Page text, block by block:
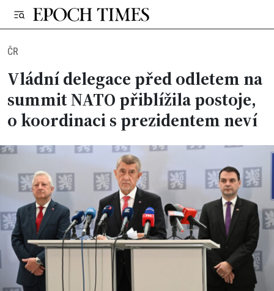
ČR
Vládní delegace před odletem na
summit NATO přiblížila postoje,
o koordinaci s prezidentem neví